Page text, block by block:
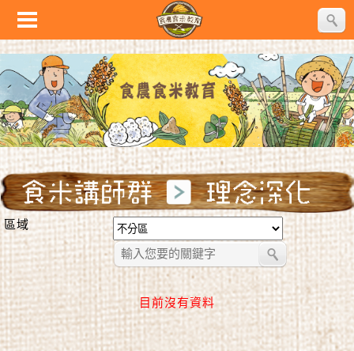
區域
目前沒有資料